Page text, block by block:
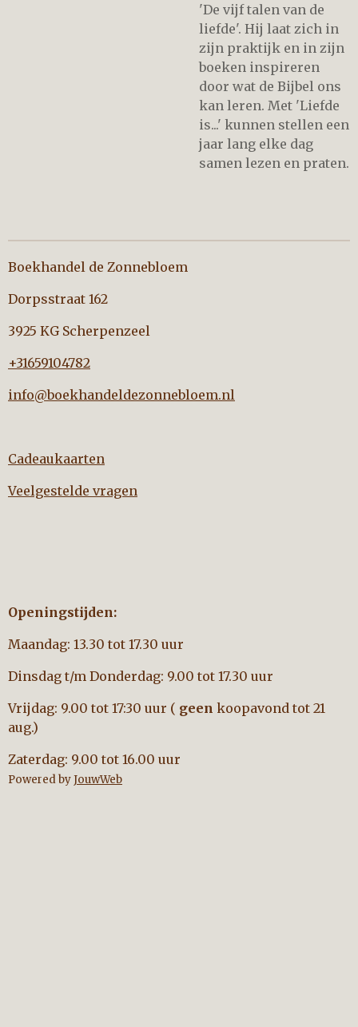
'De vijf talen van de
liefde'. Hij laat zich in
zijn praktijk en in zijn
boeken inspireren
door wat de Bijbel ons
kan leren. Met 'Liefde
is...' kunnen stellen een
jaar lang elke dag
samen lezen en praten.
Boekhandel de Zonnebloem
Dorpsstraat 162
3925 KG Scherpenzeel
+31659104782
info@boekhandeldezonnebloem.nl
Cadeaukaarten
Veelgestelde vragen
Openingstijden:
Maandag: 13.30 tot 17.30 uur
Dinsdag t/m Donderdag: 9.00 tot 17.30 uur
Vrijdag: 9.00 tot 17:30 uur ( geen koopavond tot 21
aug.)
Zaterdag: 9.00 tot 16.00 uur
Powered byJouwWeb